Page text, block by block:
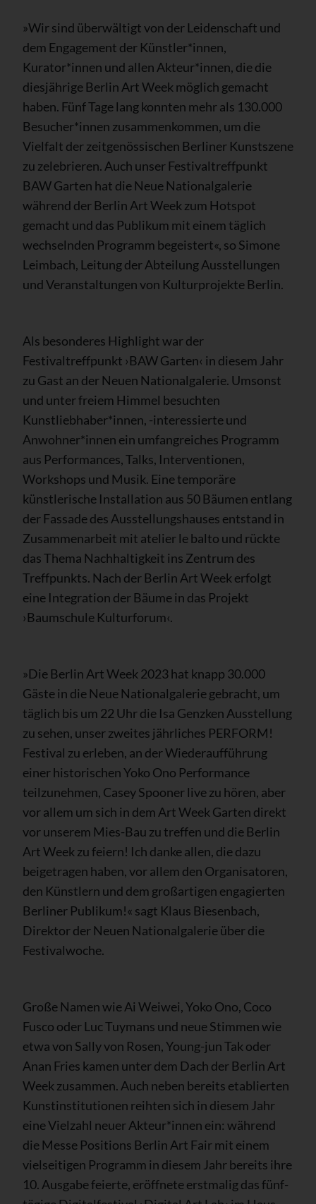
»Wir sind überwältigt von der Leidenschaft und
dem Engagement der Künstler*innen,
Kurator*innen und allen Akteur*innen, die die
diesjährige Berlin Art Week möglich gemacht
haben. Fünf Tage lang konnten mehr als 130.000
Besucher*innen zusammenkommen, um die
Vielfalt der zeitgenössischen Berliner Kunstszene
zu zelebrieren. Auch unser Festivaltreffpunkt
BAW Garten hat die Neue Nationalgalerie
während der Berlin Art Week zum Hotspot
gemacht und das Publikum mit einem täglich
wechselnden Programm begeistert«, so Simone
Leimbach, Leitung der Abteilung Ausstellungen
und Veranstaltungen von Kulturprojekte Berlin.
Als besonderes Highlight war der
Festivaltreffpunkt ›BAW Garten‹ in diesem Jahr
zu Gast an der Neuen Nationalgalerie. Umsonst
und unter freiem Himmel besuchten
Kunstliebhaber*innen, -interessierte und
Anwohner*innen ein umfangreiches Programm
aus Performances, Talks, Interventionen,
Workshops und Musik. Eine temporäre
künstlerische Installation aus 50 Bäumen entlang
der Fassade des Ausstellungshauses entstand in
Zusammenarbeit mit atelier le balto und rückte
das Thema Nachhaltigkeit ins Zentrum des
Treffpunkts. Nach der Berlin Art Week erfolgt
eine Integration der Bäume in das Projekt
›Baumschule Kulturforum‹.
»Die Berlin Art Week 2023 hat knapp 30.000
Gäste in die Neue Nationalgalerie gebracht, um
täglich bis um 22 Uhr die Isa Genzken Ausstellung
zu sehen, unser zweites jährliches PERFORM!
Festival zu erleben, an der Wiederaufführung
einer historischen Yoko Ono Performance
teilzunehmen, Casey Spooner live zu hören, aber
vor allem um sich in dem Art Week Garten direkt
vor unserem Mies-Bau zu treffen und die Berlin
Art Week zu feiern! Ich danke allen, die dazu
beigetragen haben, vor allem den Organisatoren,
den Künstlern und dem großartigen engagierten
Berliner Publikum!« sagt Klaus Biesenbach,
Direktor der Neuen Nationalgalerie über die
Festivalwoche.
Große Namen wie Ai Weiwei, Yoko Ono, Coco
Fusco oder Luc Tuymans und neue Stimmen wie
etwa von Sally von Rosen, Young-jun Tak oder
Anan Fries kamen unter dem Dach der Berlin Art
Week zusammen. Auch neben bereits etablierten
Kunstinstitutionen reihten sich in diesem Jahr
eine Vielzahl neuer Akteur*innen ein: während
die Messe Positions Berlin Art Fair mit einem
vielseitigen Programm in diesem Jahr bereits ihre
10. Ausgabe feierte, eröffnete erstmalig das fünf-